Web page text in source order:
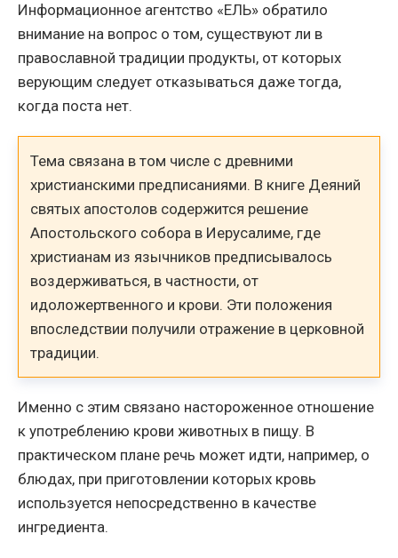
Информационное агентство «ЕЛЬ» обратило
внимание на вопрос о том, существуют ли в
православной традиции продукты, от которых
верующим следует отказываться даже тогда,
когда поста нет.
Тема связана в том числе с древними
христианскими предписаниями. В книге Деяний
святых апостолов содержится решение
Апостольского собора в Иерусалиме, где
христианам из язычников предписывалось
воздерживаться, в частности, от
идоложертвенного и крови. Эти положения
впоследствии получили отражение в церковной
традиции.
Именно с этим связано настороженное отношение
к употреблению крови животных в пищу. В
практическом плане речь может идти, например, о
блюдах, при приготовлении которых кровь
используется непосредственно в качестве
ингредиента.